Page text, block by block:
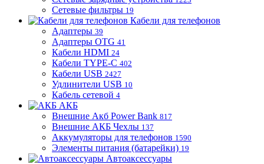
Сетевые фильтры 19
Кабели для телефонов
Адаптеры 39
Адаптеры OTG 41
Кабели HDMI 24
Кабели TYPE-C 402
Кабели USB 2427
Удлинители USB 10
Кабель сетевой 4
АКБ
Внешние Акб Power Bank 817
Внешние АКБ Чехлы 137
Аккумуляторы для телефонов 1590
Элементы питания (батарейки) 19
Автоаксессуары